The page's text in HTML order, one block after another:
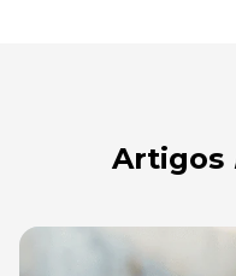
Artigos